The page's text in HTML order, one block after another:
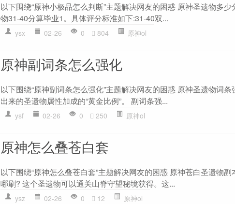
以下围绕“原神小极品怎么判断”主题解决网友的困惑 原神圣遗物多
物31-40分算毕业1。具体评分标准如下:31-40双...
ysx 02-26 0 804 原神ol
原神副词条怎么强化
以下围绕“原神副词条怎么强化”主题解决网友的困惑 原神圣遗物词
出来的圣遗物属性加成的“黄金比例”。 副词条强...
ysf 02-26 0 250 原神ol
原神怎么叠苍白套
以下围绕“原神怎么叠苍白套”主题解决网友的困惑 原神苍白圣遗物
哪刷? 这个圣遗物可以通关山脊守望秘境获得。这...
ysz 02-26 0 12 原神ol